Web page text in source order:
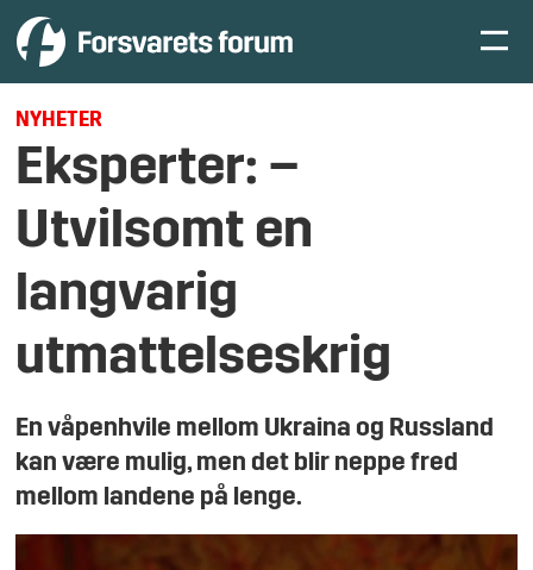
NYHETER
Eksperter: –
Utvilsomt en
langvarig
utmattelseskrig
En våpenhvile mellom Ukraina og Russland
kan være mulig, men det blir neppe fred
mellom landene på lenge.